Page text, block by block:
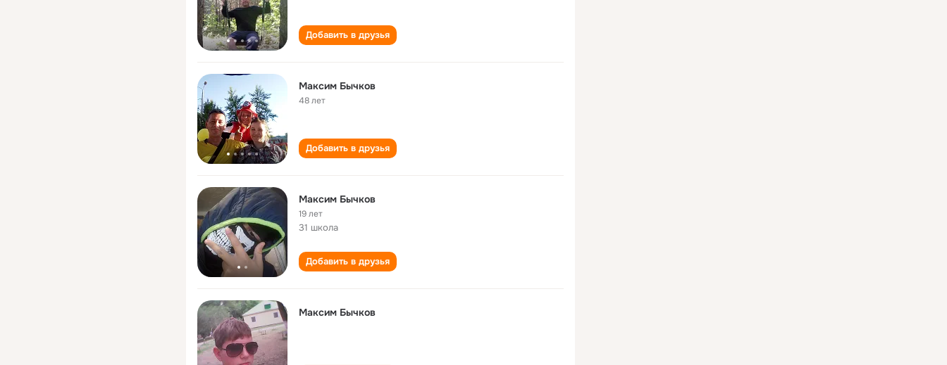
Добавить в друзья
Максим Бычков
48 лет
Добавить в друзья
Максим Бычков
19 лет
31 школа
Добавить в друзья
Максим Бычков